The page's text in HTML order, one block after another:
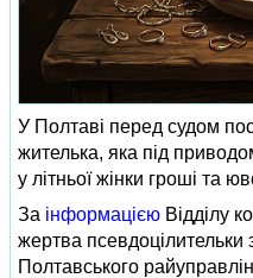
У Полтаві перед судом
жителька, яка під
у літньої жінки гроші та
За інформацією Відділу
жертва
Полтавського